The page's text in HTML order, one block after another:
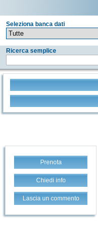
Seleziona banca dati
Ricerca semplice
Prenota
Chiedi info
Lascia un commento